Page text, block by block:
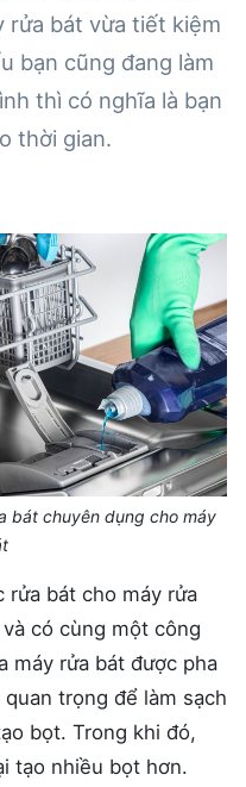
rửa bát vừa tiết kiệm
bạn cũng đang làm
thì có nghĩa là bạn
thời gian.
bát chuyên dụng cho máy
rửa bát cho máy rửa
có cùng một công
máy rửa bát được pha
trọng để làm sạch
bọt. Trong khi đó,
tạo nhiều bọt hơn.